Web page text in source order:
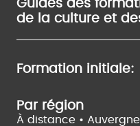
Guides des
de la culture et
Formation initiale:
Par région
À distance •